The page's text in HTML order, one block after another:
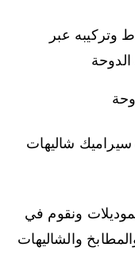
وتركيبه عبر
شاليهات
ونقوم في
والشاليهات